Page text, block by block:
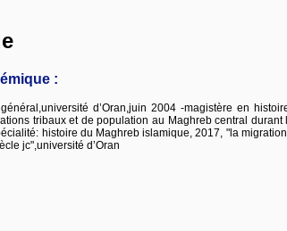
:
d’Oran,juin 2004 -magistère en
tribaux et de population au Maghreb central
histoire du Maghreb islamique, 2017, "la
jc",université d’Oran